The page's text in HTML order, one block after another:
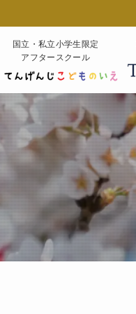
国立・私立小学生限定
アフタースクール